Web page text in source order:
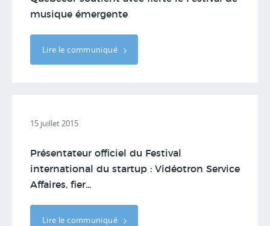
musique émergente
Lire le communiqué
15 juillet 2015
Présentateur officiel du Festival
international du startup : Vidéotron Service
Affaires, fier...
Lire le communiqué